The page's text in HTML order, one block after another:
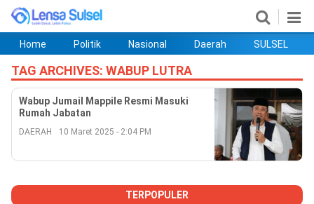
Home
Politik
Nasional
Daerah
SULSEL
Ekobis
Hukum
PENDIDIKAN
Olahraga
HIBURAN
Opini
Home Politik Nasional Daerah SULSEL
TAG ARCHIVES: WABUP LUTRA
Wabup Jumail Mappile Resmi Masuki
Rumah Jabatan
DAERAH 10 Maret 2025 - 2:04 PM
TERPOPULER